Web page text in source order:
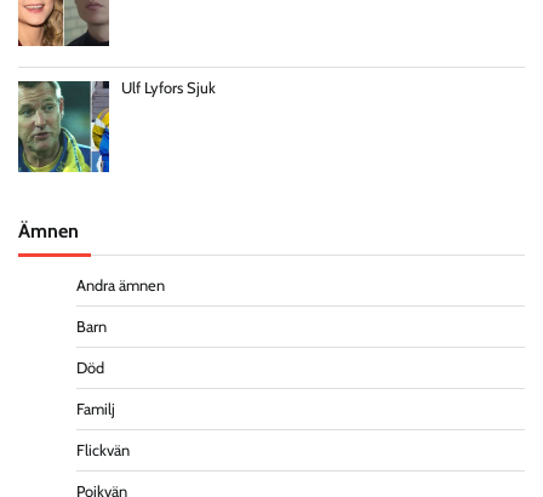
Ulf Lyfors Sjuk
Ämnen
Andra ämnen
Barn
Död
Familj
Flickvän
Pojkvän